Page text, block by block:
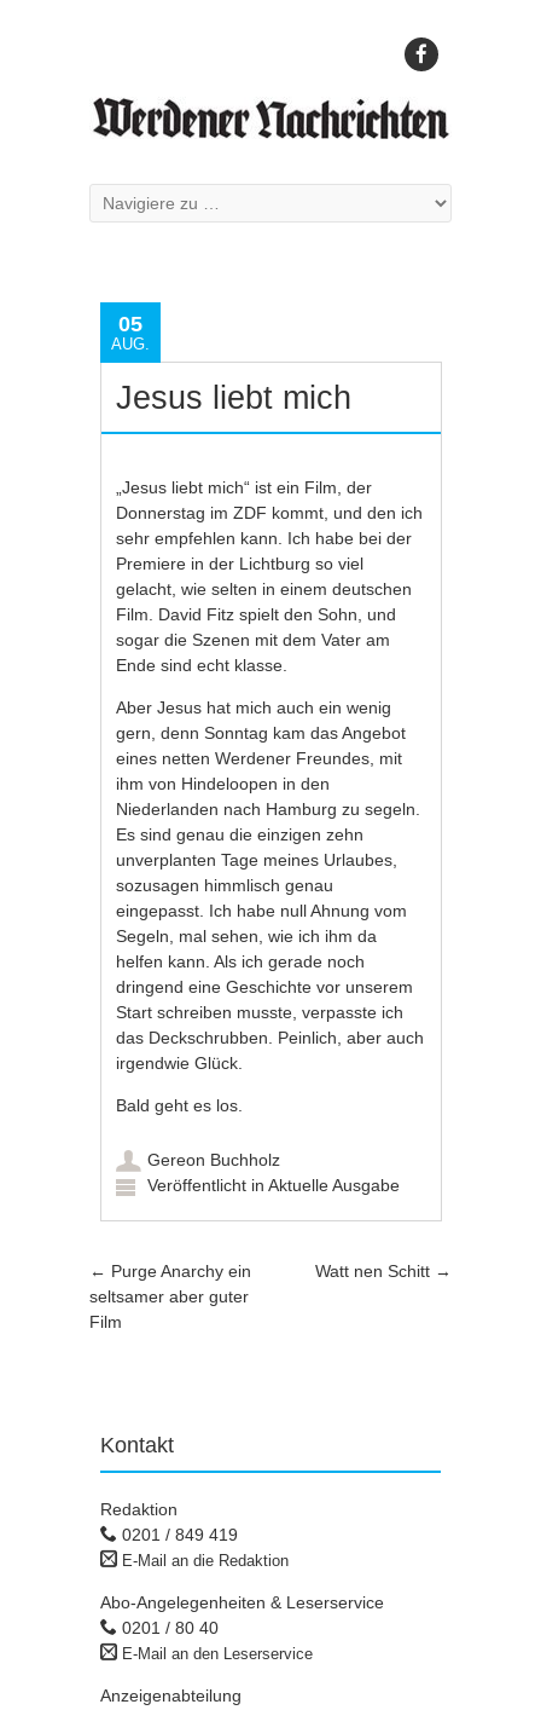
05
AUG.
Jesus liebt mich
„Jesus liebt mich“ ist ein Film, der
Donnerstag im ZDF kommt, und den ich
sehr empfehlen kann. Ich habe bei der
Premiere in der Lichtburg so viel
gelacht, wie selten in einem deutschen
Film. David Fitz spielt den Sohn, und
sogar die Szenen mit dem Vater am
Ende sind echt klasse.
Aber Jesus hat mich auch ein wenig
gern, denn Sonntag kam das Angebot
eines netten Werdener Freundes, mit
ihm von Hindeloopen in den
Niederlanden nach Hamburg zu segeln.
Es sind genau die einzigen zehn
unverplanten Tage meines Urlaubes,
sozusagen himmlisch genau
eingepasst. Ich habe null Ahnung vom
Segeln, mal sehen, wie ich ihm da
helfen kann. Als ich gerade noch
dringend eine Geschichte vor unserem
Start schreiben musste, verpasste ich
das Deckschrubben. Peinlich, aber auch
irgendwie Glück.
Bald geht es los.
Gereon Buchholz
Veröffentlicht inAktuelle Ausgabe
Artikel-Navigation
← Purge Anarchy ein
seltsamer aber guter
Film
Watt nen Schitt →
Kontakt
Redaktion
0201 / 849 419
E-Mail an die Redaktion
Abo-Angelegenheiten & Leserservice
0201 / 80 40
E-Mail an den Leserservice
Anzeigenabteilung